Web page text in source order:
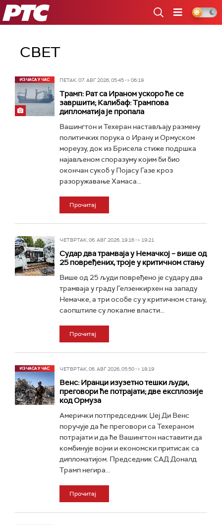
РТС
СВЕТ
ПЕТАК, 07. АВГ 2026, 05:45 -> 06:19
Трамп: Рат са Ираном ускоро ће се
завршити; Калибаф: Трампова
дипломатија је пропала
Вашингтон и Техеран настављају размену
политичких порука о Ирану и Ормуском
мореузу, док из Брисела стиже подршка
најављеном споразуму којим би био
окончан сукоб у Појасу Газе кроз
разоружавање Хамаса...
Прочитај
ЧЕТВРТАК, 06. АВГ 2026, 19:16 -> 19:21
Судар два трамваја у Немачкој – више од
25 повређених, троје у критичном стању
Више од 25 људи повређено је судару два
трамваја у граду Гелзенкирхен на западу
Немачке, а три особе су у критичном стању,
саопштиле су локалне власти...
Прочитај
ЧЕТВРТАК, 06. АВГ 2026, 05:50 -> 18:19
Венс: Иранци изузетно тешки људи,
преговори ће потрајати; две експлозије
код Ормуза
Амерички потпредседник Џеј Ди Венс
поручује да ће преговори са Техераном
потрајати и да ће Вашингтон наставити да
комбинује војни и економски притисак са
дипломатијом. Председник САД Доналд
Трамп негира...
Прочитај